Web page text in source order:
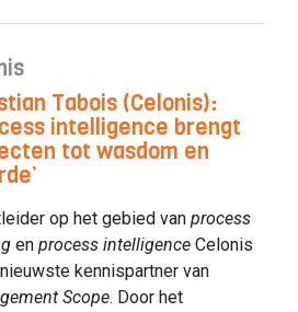
Tabois (Celonis):
intelligence brengt
tot wasdom en
op het gebied van process
en process intelligence Celonis
kennispartner van
Scope. Door het